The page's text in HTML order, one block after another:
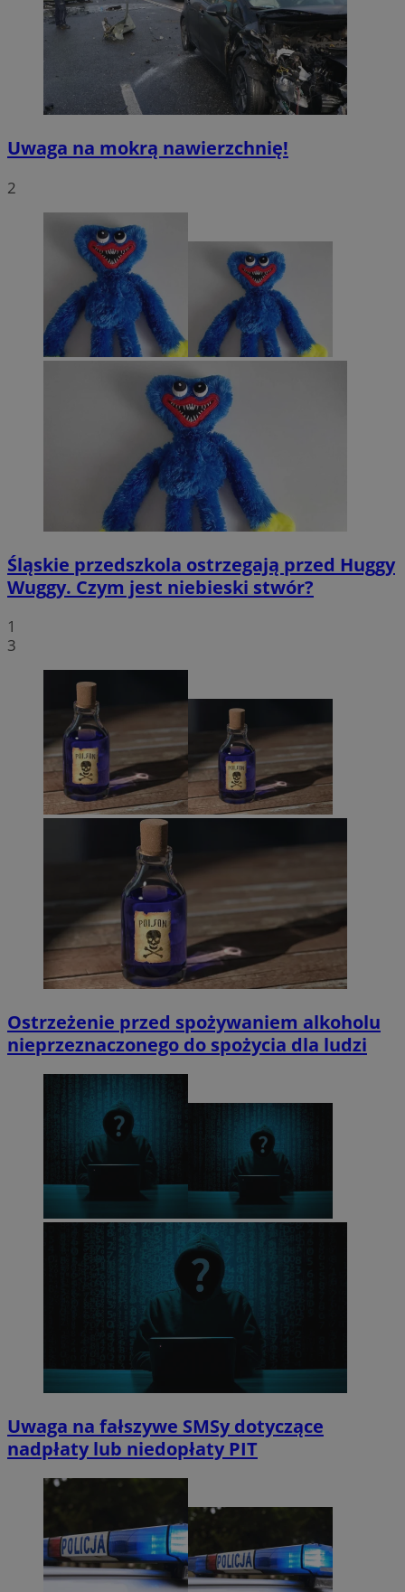
Uwaga na mokrą nawierzchnię!
2
Śląskie przedszkola ostrzegają przed Huggy
Wuggy. Czym jest niebieski stwór?
1
3
Ostrzeżenie przed spożywaniem alkoholu
nieprzeznaczonego do spożycia dla ludzi
Uwaga na fałszywe SMSy dotyczące
nadpłaty lub niedopłaty PIT